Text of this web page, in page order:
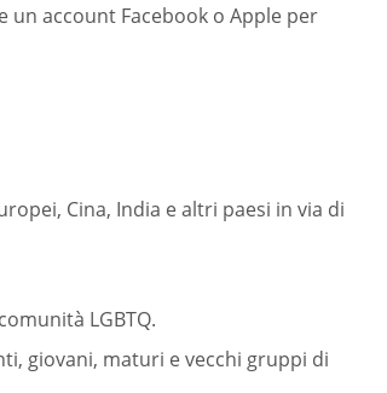
account Facebook o Apple per
Cina, India e altri paesi in via di
LGBTQ.
giovani, maturi e vecchi gruppi di